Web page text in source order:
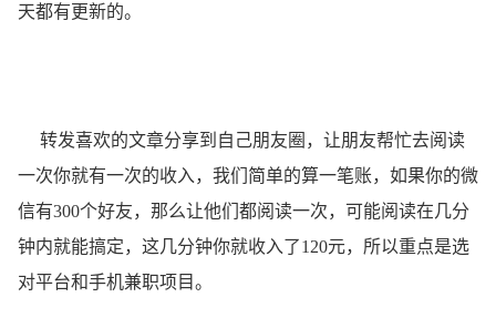
天都有更新的。
转发喜欢的文章分享到自己朋友圈，让朋友帮忙去阅读
一次你就有一次的收入，我们简单的算一笔账，如果你的微
信有300个好友，那么让他们都阅读一次，可能阅读在几分
钟内就能搞定，这几分钟你就收入了120元，所以重点是选
对平台和手机兼职项目。